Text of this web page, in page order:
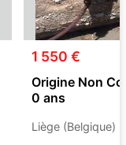
1 550 €
Origine Non
0 ans
Liège (Belgique)